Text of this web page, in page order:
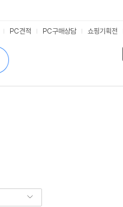
PC견적 PC구매상담 쇼핑기획전